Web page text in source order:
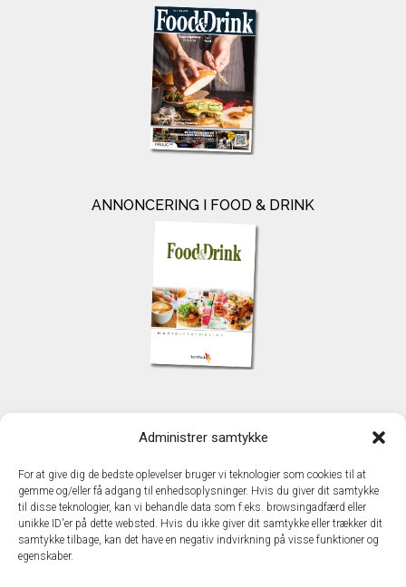
Administrer samtykke
For at give dig de bedste oplevelser bruger vi teknologier som cookies til at
gemme og/eller få adgang til enhedsoplysninger. Hvis du giver dit samtykke
til disse teknologier, kan vi behandle data som f.eks. browsingadfærd eller
unikke ID'er på dette websted. Hvis du ikke giver dit samtykke eller trækker dit
samtykke tilbage, kan det have en negativ indvirkning på visse funktioner og
egenskaber.
ANNONCERING I FOOD & DRINK
TechMedia A/S
DK – 2600 Glostrup
www.techmedia.dk
Telefon: +45 43 24 26 28
E-mail:info@techmedia.dk